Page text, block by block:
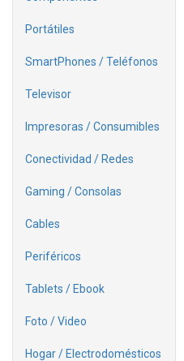
Portátiles
SmartPhones / Teléfonos
Televisor
Impresoras / Consumibles
Conectividad / Redes
Gaming / Consolas
Cables
Periféricos
Tablets / Ebook
Foto / Video
Hogar / Electrodomésticos